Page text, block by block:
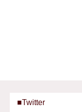
■Twitter